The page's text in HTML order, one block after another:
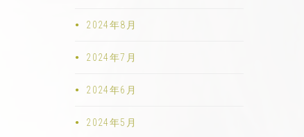
2024年8月
2024年7月
2024年6月
2024年5月